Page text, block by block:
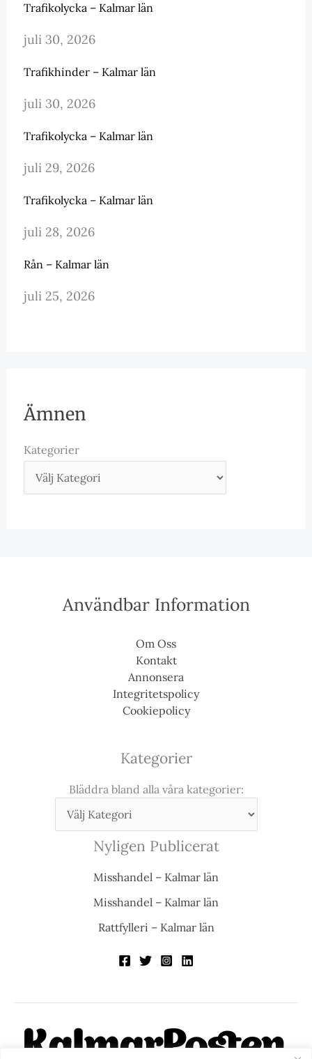
Trafikolycka – Kalmar län
juli 30, 2026
Trafikhinder – Kalmar län
juli 30, 2026
Trafikolycka – Kalmar län
juli 29, 2026
Trafikolycka – Kalmar län
juli 28, 2026
Rån – Kalmar län
juli 25, 2026
Ämnen
Kategorier
Användbar Information
Om Oss
Kontakt
Annonsera
Integritetspolicy
Cookiepolicy
Kategorier
Bläddra bland alla våra kategorier:
Nyligen Publicerat
Misshandel – Kalmar län
Misshandel – Kalmar län
Rattfylleri – Kalmar län